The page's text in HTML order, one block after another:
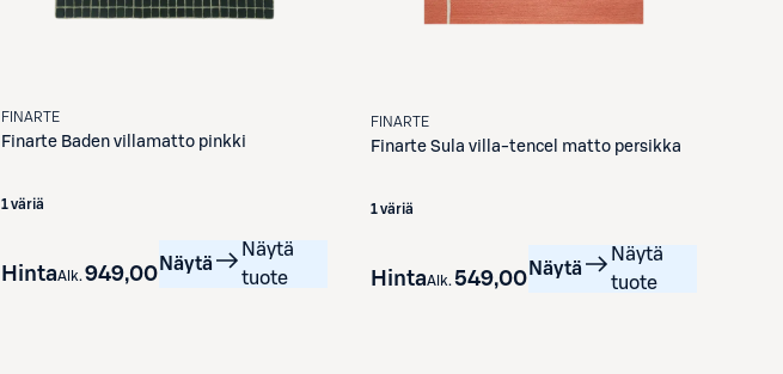
FINARTE
Finarte Baden villamatto pinkki
1 väriä
HintaAlk. 949,00 €Näytä
Näytä
tuote
FINARTE
Finarte Sula villa-tencel matto persikka
1 väriä
HintaAlk. 549,00 €Näytä
Näytä
tuote